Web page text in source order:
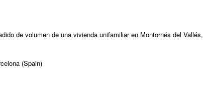
de volumen de una vivienda unifamiliar en Montornés del Vallés,
(Spain)